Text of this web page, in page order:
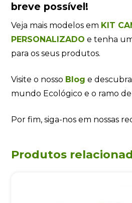
breve possível!
Veja mais modelos em KIT
PERSONALIZADO e tenha
para os seus produtos.
Visite o nosso Blog e
mundo Ecológico e o ramo
Por fim, siga-nos em nossas
Produtos